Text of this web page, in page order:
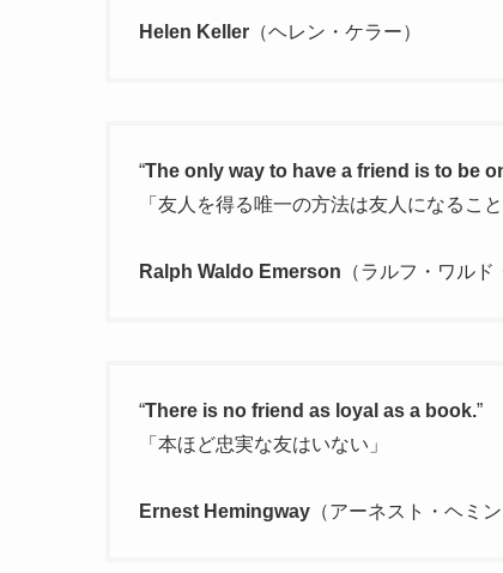
Helen Keller （ヘレン・ケラー）
“The only way to have a friend is to be
「友人を得る唯一の方法は友人になること
Ralph Waldo Emerson （ラルフ・ワルド
“There is no friend as loyal as a book.”
「本ほど忠実な友はいない」
Ernest Hemingway （アーネスト・ヘミ